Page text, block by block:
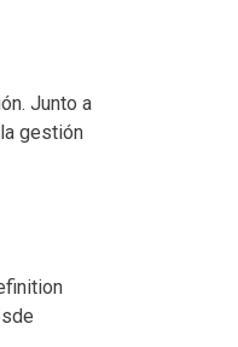
Junto a
gestión